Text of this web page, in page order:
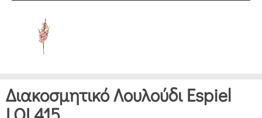
Διακοσμητικό Λουλούδι Espiel